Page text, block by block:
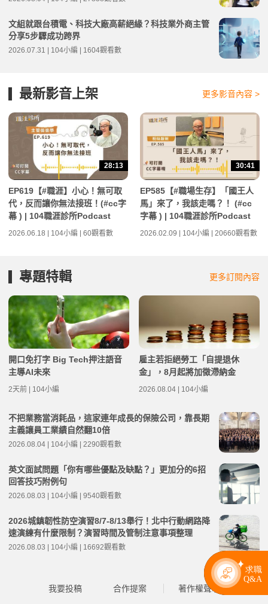
文組就跟台積電、科技大廠高薪絕緣？科技業外商主管
分享5步驟成功跨界
2026.07.31 | 104小編 | 1604觀看數
最新影音上架 更多影音內容 >
28:13
EP619【#職涯】小心！無可取
代，反而讓你無法接班！(#cc字
幕 ) | 104職涯診所Podcast
2026.06.18 | 104小編 | 60觀看數
30:41
EP585【#職場生存】「國王人
馬」來了，我該走嗎？！ (#cc
字幕 ) | 104職涯診所Podcast
2026.02.09 | 104小編 | 20660觀看數
專題特輯 更多訂閱內容
開口免打字 Big Tech押注語音
主導AI未來
2天前 | 104小編
雇主若拒絕勞工「自提退休
金」，8月起將加徵滯納金
2026.08.04 | 104小編
不把業務當消耗品，這家連年成長的保險公司，靠長期
主義讓員工業績自然翻10倍
2026.08.04 | 104小編 | 2290觀看數
英文面試問題「你有哪些優點及缺點？」更加分的6招
回答技巧附例句
2026.08.03 | 104小編 | 9540觀看數
2026城鎮韌性防空演習8/7-8/13舉行！北中行動網路降
速演練有什麼限制？演習時間及管制注意事項整理
2026.08.03 | 104小編 | 16692觀看數
我要投稿 合作提案 著作權聲明